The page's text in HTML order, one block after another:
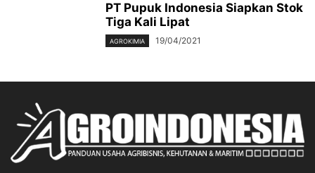
PT Pupuk Indonesia Siapkan Stok
Tiga Kali Lipat
AGROKIMIA 19/04/2021